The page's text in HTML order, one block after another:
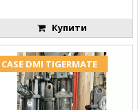
Купити
CASE DMI TIGERMATE